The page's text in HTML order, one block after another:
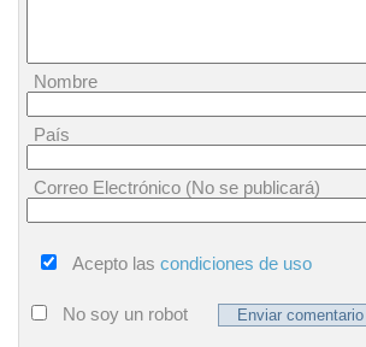
Nombre
País
Correo Electrónico (No se publicará)
Acepto las condiciones de uso
No soy un robot